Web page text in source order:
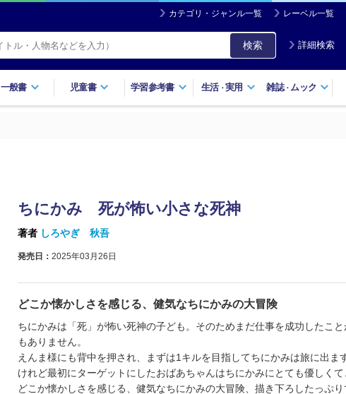
カテゴリ・ジャンル一覧 レーベル一覧
検索 詳細検索
一般書 児童書 学習参考書 生活・実用 雑誌・ ムック
ちにかみ 死が怖い小さな死神
著者 しろやぎ 秋吾
発売日： 2025年03月26日
どこか懐かしさを感じる、健気なちにかみの大冒険
ちにかみは「死」が怖い死神の子ども。そのためまだ仕事を成功したこ
もありません。
えんま様にも背中を押され、まずは1キルを目指してちにかみは旅に出ます
けれど最初にターゲットにしたおばあちゃんはちにかみにとても優しくて
どこか懐かしさを感じる、健気なちにかみの大冒険、描き下ろしたっぷ